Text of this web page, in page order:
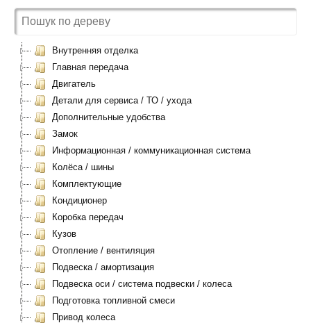
Внутренняя отделка
Главная передача
Двигатель
Детали для сервиса / ТО / ухода
Дополнительные удобства
Замок
Информационная / коммуникационная система
Колёса / шины
Комплектующие
Кондиционер
Коробка передач
Кузов
Отопление / вентиляция
Подвеска / амортизация
Подвеска оси / система подвески / колеса
Подготовка топливной смеси
Привод колеса